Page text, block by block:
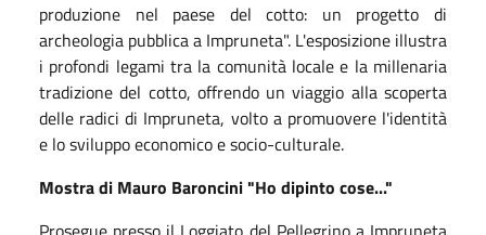
produzione nel paese del cotto: un progetto di
archeologia pubblica a Impruneta". L'esposizione illustra
i profondi legami tra la comunità locale e la millenaria
tradizione del cotto, offrendo un viaggio alla scoperta
delle radici di Impruneta, volto a promuovere l'identità
e lo sviluppo economico e socio-culturale.
Mostra di Mauro Baroncini "Ho dipinto cose..."